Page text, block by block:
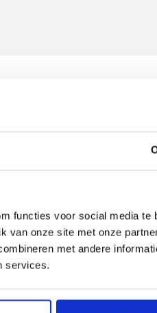
functies voor social media te
van onze site met onze
met andere
services.
niet (meer) bestaat of